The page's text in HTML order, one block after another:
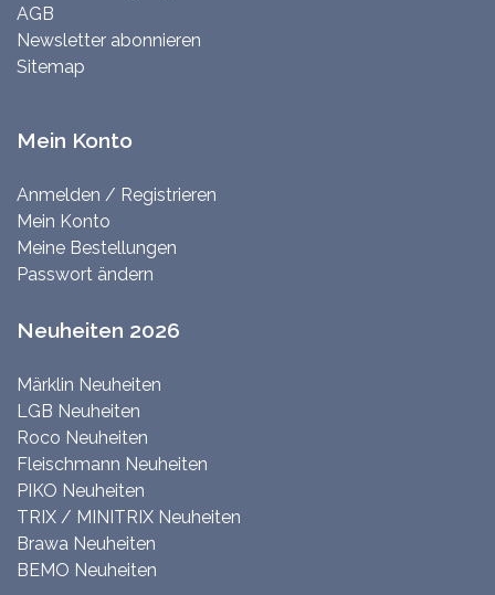
AGB
Newsletter abonnieren
Sitemap
Mein Konto
Anmelden / Registrieren
Mein Konto
Meine Bestellungen
Passwort ändern
Neuheiten 2026
Märklin Neuheiten
LGB Neuheiten
Roco Neuheiten
Fleischmann Neuheiten
PIKO Neuheiten
TRIX / MINITRIX Neuheiten
Brawa Neuheiten
BEMO Neuheiten